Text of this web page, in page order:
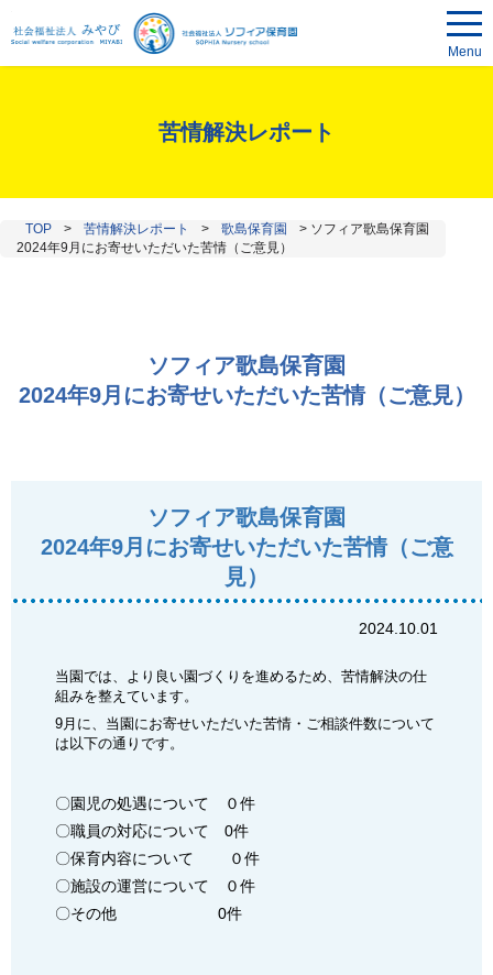
Menu
苦情解決レポート
TOP > 苦情解決レポート > 歌島保育園 > ソフィア歌島保育園
2024年9月にお寄せいただいた苦情（ご意見）
ソフィア歌島保育園
2024年9月にお寄せいただいた苦情（ご意見）
ソフィア歌島保育園
2024年9月にお寄せいただいた苦情（ご意
見）
2024.10.01
当園では、より良い園づくりを進めるため、苦情解決の仕
組みを整えています。
9月に、当園にお寄せいただいた苦情・ご相談件数について
は以下の通りです。
〇園児の処遇について ０件
〇職員の対応について 0件
〇保育内容について ０件
〇施設の運営について ０件
〇その他 0件